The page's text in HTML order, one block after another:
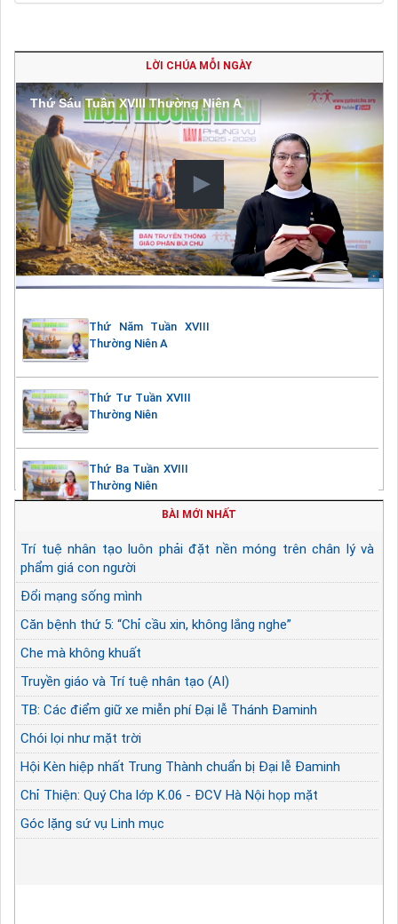
LỜI CHÚA MỖI NGÀY
Thứ Sáu Tuần XVIII Thường Niên A
Thứ Năm Tuần XVIII
Thường Niên A
Thứ Tư Tuần XVIII
Thường Niên
Thứ Ba Tuần XVIII
Thường Niên
BÀI MỚI NHẤT
Trí tuệ nhân tạo luôn phải đặt nền móng trên chân lý và
phẩm giá con người
Đổi mạng sống mình
Căn bệnh thứ 5: “Chỉ cầu xin, không lắng nghe”
Che mà không khuất
Truyền giáo và Trí tuệ nhân tạo (AI)
TB: Các điểm giữ xe miễn phí Đại lễ Thánh Đaminh
Chói lọi như mặt trời
Hội Kèn hiệp nhất Trung Thành chuẩn bị Đại lễ Đaminh
Chỉ Thiện: Quý Cha lớp K.06 - ĐCV Hà Nội họp mặt
Góc lặng sứ vụ Linh mục